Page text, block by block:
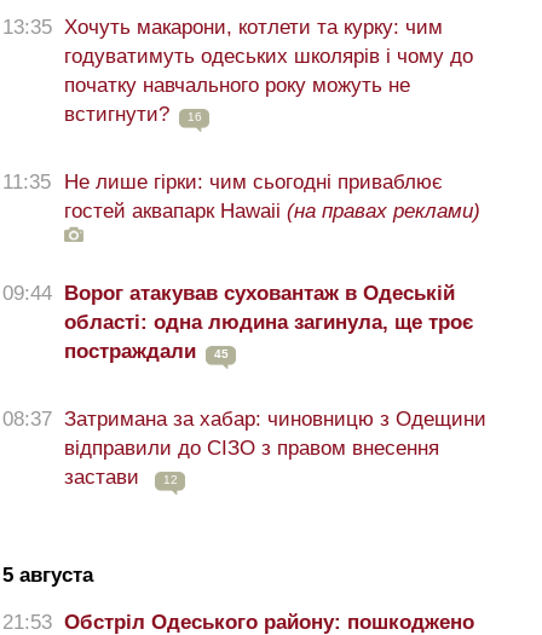
13:35 Хочуть макарони, котлети та курку: чим
годуватимуть одеських школярів і чому до
початку навчального року можуть не
встигнути?
16
11:35
Не лише гірки: чим сьогодні приваблює
гостей аквапарк Hawaii (на правах реклами)
09:44 Ворог атакував суховантаж в Одеській
області: одна людина загинула, ще троє
постраждали
45
08:37 Затримана за хабар: чиновницю з Одещини
відправили до СІЗО з правом внесення
застави
12
5 августа
21:53 Обстріл Одеського району: пошкоджено